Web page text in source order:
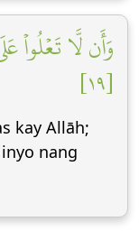
وَأَن لَّا تَعۡلُواْ
[١٩]
kay Allāh;
nang